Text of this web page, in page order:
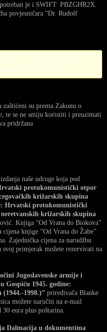
je i SWIFT: PBZGHR2X.
povjesničara “Dr. Rudolf
su prema Zakonu o
te se ne smiju koristiti i preuzimati
pridržana
naše udruge koja pod
protukomunistički otpor
križarskih skupina
Hrvatski protukomunistički
križarskih skupina
Knjiga “Od Vrana do Biokova”
cijena knjige “Od Vrana do Žabe”
Zajednička cijena za narudžbu
svoj primjerak možete rezervirati na
Jugoslavenske armije i
Gospiću 1945. godine:
1998.)” priređivača Blanke
možete naručiti na e-mail
eura plus poštarina.
Dalmacija u dokumentima